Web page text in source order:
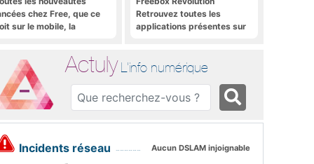
chez Free, que ce
sur le mobile, la
Retrouvez toutes les
applications présentes sur
Actuly L'info numérique
Incidents réseau Aucun DSLAM injoignable